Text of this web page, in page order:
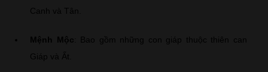
Canh và Tân.
Mệnh Mộc : Bao gồm những con giáp thuộc thiên can
Giáp và Ất.